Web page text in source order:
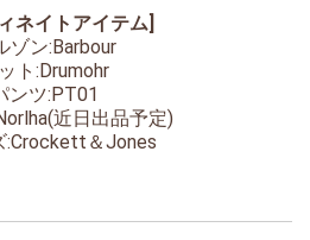
ネイトアイテム]
ゾン:Barbour
ト:Drumohr
ンツ:PT01
近日出品予定)
:Crockett＆Jones